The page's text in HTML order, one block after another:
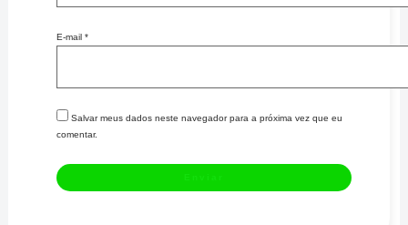
E-mail *
Salvar meus dados neste navegador para a próxima vez que eu
comentar.